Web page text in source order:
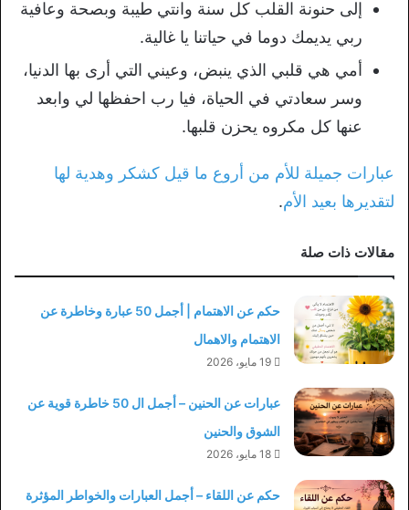
إلى حنونة القلب كل سنة وانتي طيبة وبصحة وعافية
ربي يديمك دوما في حياتنا يا غالية.
أمي هي قلبي الذي ينبض، وعيني التي أرى بها الدنيا،
وسر سعادتي في الحياة، فيا رب احفظها لي وابعد
عنها كل مكروه يحزن قلبها.
عبارات جميلة للأم من أروع ما قيل كشكر وهدية لها
لتقديرها بعيد الأم.
مقالات ذات صلة
حكم عن الاهتمام | أجمل 50 عبارة وخاطرة عن
الاهتمام والاهمال
19 مايو، 2026
عبارات عن الحنين – أجمل ال 50 خاطرة قوية عن
الشوق والحنين
18 مايو، 2026
حكم عن اللقاء – أجمل العبارات والخواطر المؤثرة